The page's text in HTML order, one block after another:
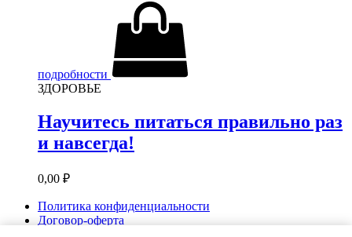
подробности
ЗДОРОВЬЕ
Научитесь питаться правильно раз
и навсегда!
0,00 ₽
Политика конфиденциальности
Договор-оферта